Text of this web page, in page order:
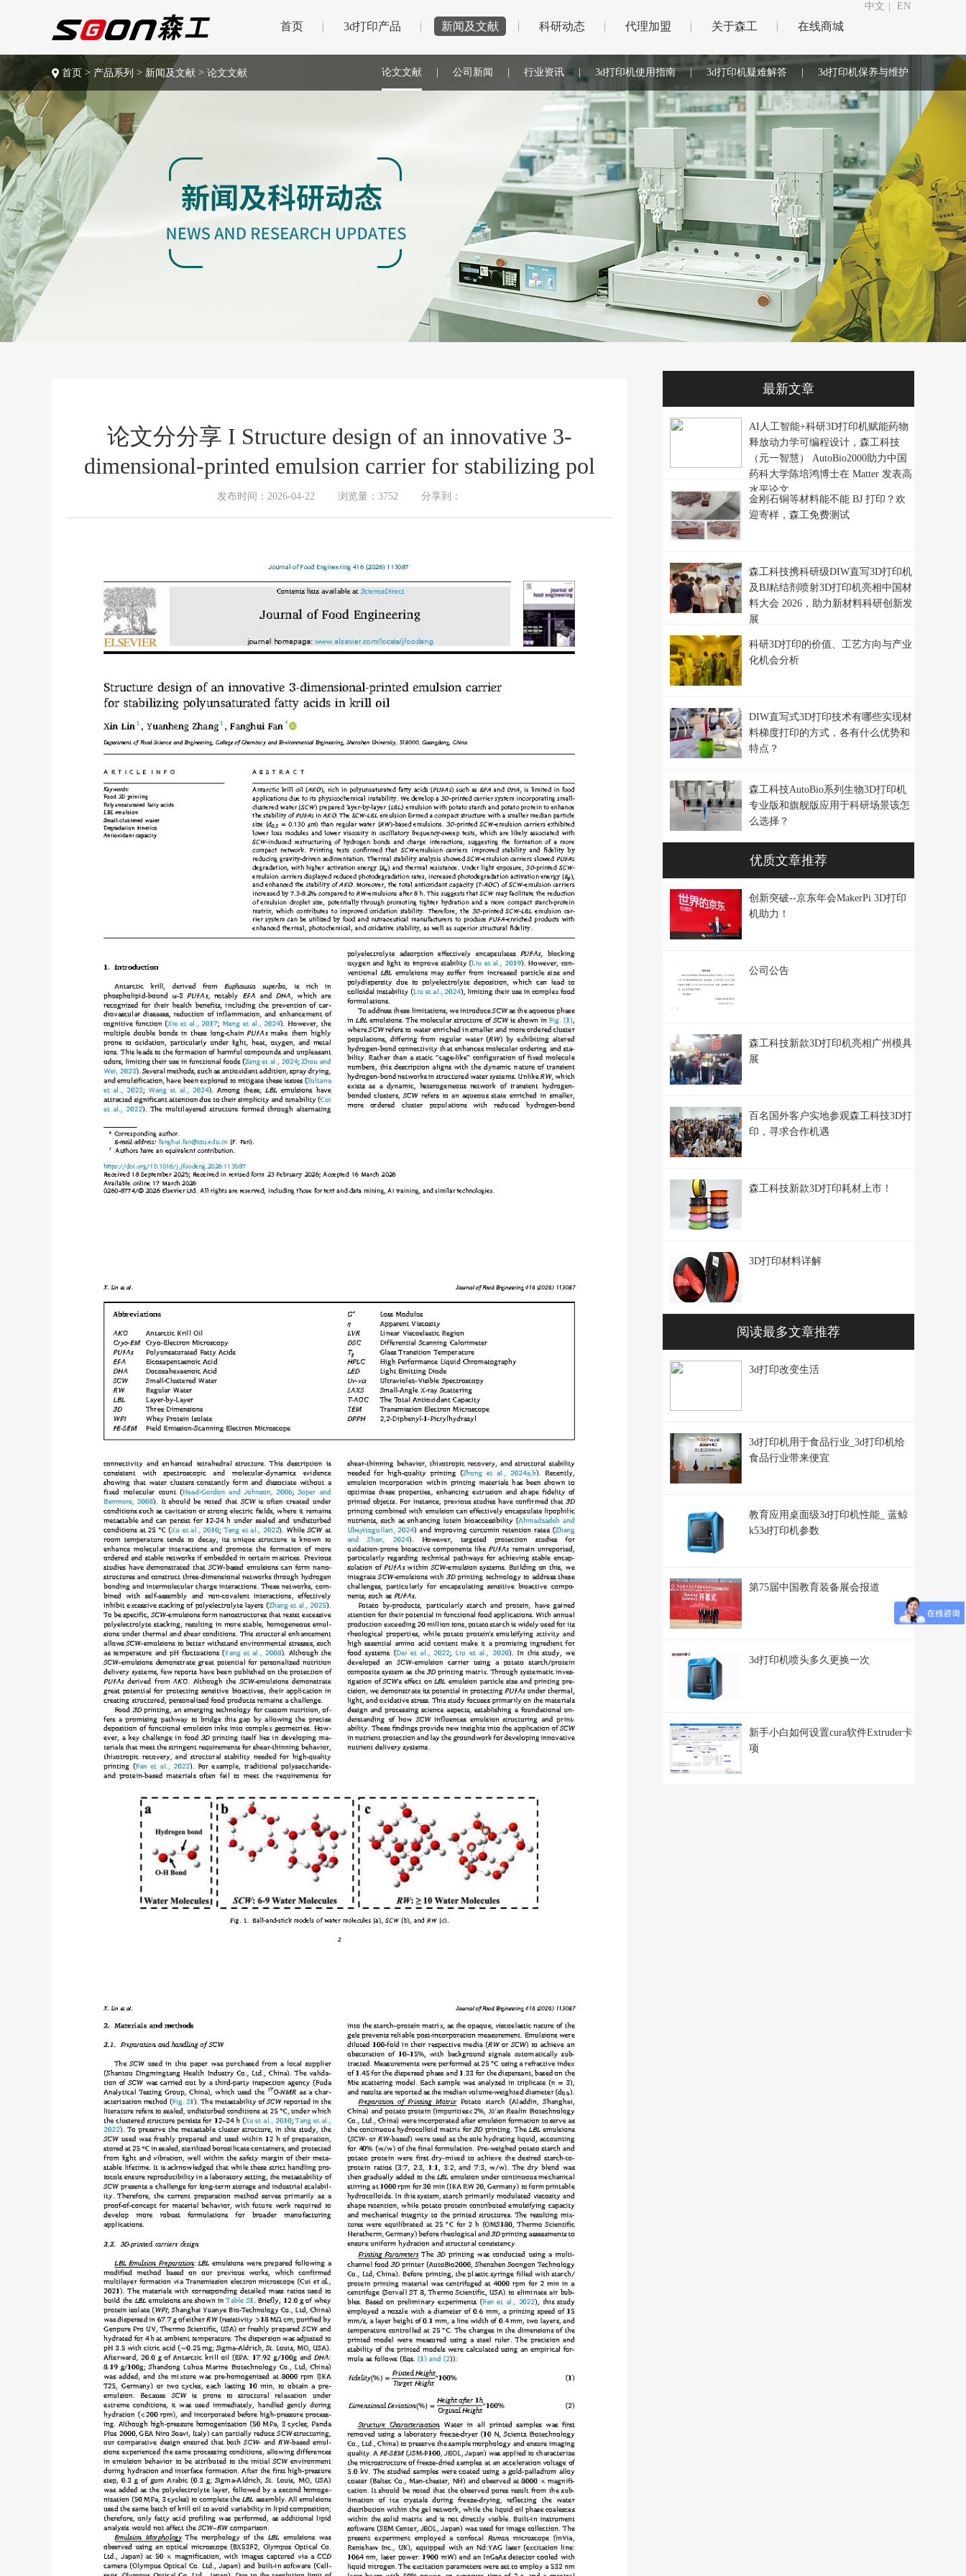
中文 EN
首页 3d打印产品 新闻及文献 科研动态 代理加盟 关于森工 在线商城
首页 > 产品系列 > 新闻及文献 > 论文文献 论文文献 公司新闻 行业资讯 3d打印机使用指南 | 3d打印机疑难解答 3d打印机保养与维护
论文分分享 I Structure design of an innovative 3-
dimensional-printed emulsion carrier for stabilizing pol
发布时间：2026-04-22 浏览量： 3752 分享到：
最新文章
AI人工智能+科研3D打印机赋能药物
释放动力学可编程设计，森工科技
（元一智慧） AutoBio2000助力中国
药科大学陈培鸿博士在 Matter 发表高
水平论文
金刚石铜等材料能不能 BJ 打印？欢
迎寄样，森工免费测试
森工科技携科研级DIW直写3D打印机
及BJ粘结剂喷射3D打印机亮相中国材
料大会 2026，助力新材料科研创新发
展
科研3D打印的价值、工艺方向与产业
化机会分析
DIW直写式3D打印技术有哪些实现材
料梯度打印的方式，各有什么优势和
特点？
森工科技AutoBio系列生物3D打印机
专业版和旗舰版应用于科研场景该怎
么选择？
优质文章推荐
创新突破--京东年会MakerPi 3D打印
机助力！
公司公告
森工科技新款3D打印机亮相广州模具
展
百名国外客户实地参观森工科技3D打
印，寻求合作机遇
森工科技新款3D打印耗材上市！
3D打印材料详解
阅读最多文章推荐
3d打印改变生活
3d打印机用于食品行业_3d打印机给
食品行业带来便宜
教育应用桌面级3d打印机性能_ 蓝鲸
k53d打印机参数
第75届中国教育装备展会报道
3d打印机喷头多久更换一次
新手小白如何设置cura软件Extruder卡
项